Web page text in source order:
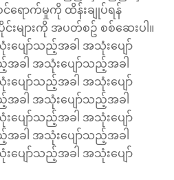
ဝင်ရောက်မှုကို ထိန်းချုပ်ရန်
င်းများကို အပတ်စဥ် စစ်ဆေးပါ။
ျော်သည့်အခါ အသုံးပျော်
ခါ အသုံးပျော်သည့်အခါ
ျော်သည့်အခါ အသုံးပျော်
ခါ အသုံးပျော်သည့်အခါ
ျော်သည့်အခါ အသုံးပျော်
ခါ အသုံးပျော်သည့်အခါ
ျော်သည့်အခါ အသုံးပျော်